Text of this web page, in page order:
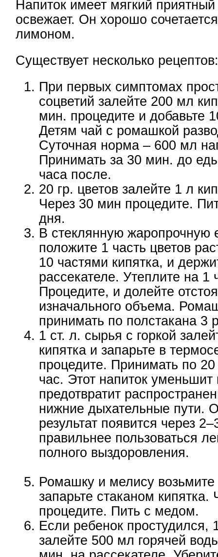
Напиток имеет мягкий приятный
освежает. Он хорошо
лимоном.
Существует несколько рецептов:
При первых симптомах
соцветий залейте 200 мл
мин. процедите и добавьте
Детям чай с ромашкой
Суточная норма – 600 мл
Принимать за 30 мин. до
часа после.
20 гр. цветов залейте 1 л
Через 30 мин процедите.
дня.
В стеклянную жаропрочную
положите 1 часть цветов
10 частями кипятка, и
рассекателе. Утеплите на 1
Процедите, и долейте
изначального объема.
принимать по полстакана 3
1 ст. л. сырья с горкой
кипятка и запарьте в
процедите. Принимать по
час. Этот напиток
предотвратит
нижние дыхательные пути.
результат появится через
правильнее пользоваться
полного выздоровления.
Ромашку и мелису
запарьте стаканом
процедите. Пить с медом.
Если ребенок простудился,
залейте 500 мл горячей